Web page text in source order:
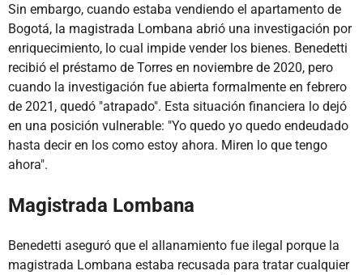
Sin embargo, cuando estaba vendiendo el apartamento de
Bogotá, la magistrada Lombana abrió una investigación por
enriquecimiento, lo cual impide vender los bienes. Benedetti
recibió el préstamo de Torres en noviembre de 2020, pero
cuando la investigación fue abierta formalmente en febrero
de 2021, quedó "atrapado". Esta situación financiera lo dejó
en una posición vulnerable: "Yo quedo yo quedo endeudado
hasta decir en los como estoy ahora. Miren lo que tengo
ahora".
Magistrada Lombana
Benedetti aseguró que el allanamiento fue ilegal porque la
magistrada Lombana estaba recusada para tratar cualquier